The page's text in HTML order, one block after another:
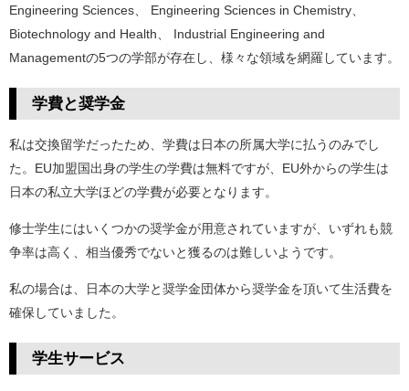
Engineering Sciences、 Engineering Sciences in Chemistry、
Biotechnology and Health、 Industrial Engineering and
Managementの5つの学部が存在し、様々な領域を網羅しています。
学費と奨学金
私は交換留学だったため、学費は日本の所属大学に払うのみでし
た。EU加盟国出身の学生の学費は無料ですが、EU外からの学生は
日本の私立大学ほどの学費が必要となります。
修士学生にはいくつかの奨学金が用意されていますが、いずれも競
争率は高く、相当優秀でないと獲るのは難しいようです。
私の場合は、日本の大学と奨学金団体から奨学金を頂いて生活費を
確保していました。
学生サービス